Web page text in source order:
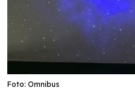
Foto: Omnibus